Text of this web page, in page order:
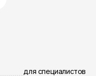
для специалистов